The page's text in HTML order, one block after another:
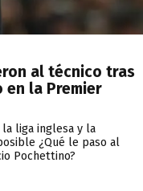
al técnico tras
en la Premier
liga inglesa y la
¿Qué le paso al
Pochettino?